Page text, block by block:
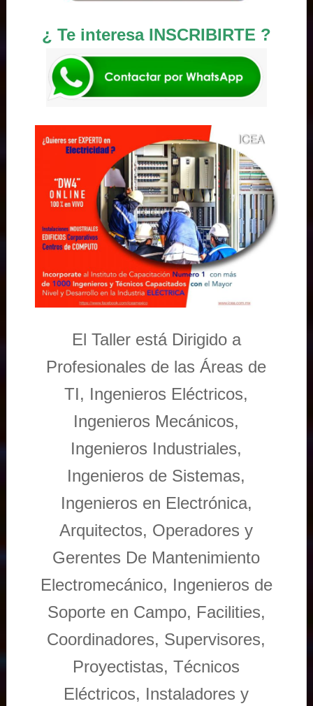
¿ Te interesa INSCRIBIRTE ?
El Taller está Dirigido a
Profesionales de las Áreas de
TI, Ingenieros Eléctricos,
Ingenieros Mecánicos,
Ingenieros Industriales,
Ingenieros de Sistemas,
Ingenieros en Electrónica,
Arquitectos, Operadores y
Gerentes De Mantenimiento
Electromecánico, Ingenieros de
Soporte en Campo, Facilities,
Coordinadores, Supervisores,
Proyectistas, Técnicos
Eléctricos, Instaladores y